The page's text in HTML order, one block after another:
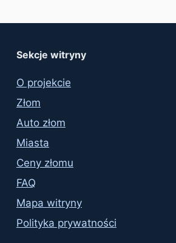
Sekcje witryny
O projekcie
Złom
Auto złom
Miasta
Ceny złomu
FAQ
Mapa witryny
Polityka prywatności